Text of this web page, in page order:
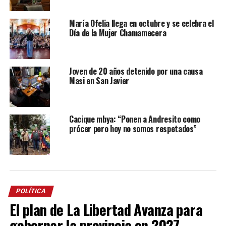
María Ofelia llega en octubre y se celebra el
Día de la Mujer Chamamecera
Joven de 20 años detenido por una causa
Masi en San Javier
Cacique mbya: “Ponen a Andresito como
prócer pero hoy no somos respetados”
POLÍTICA
El plan de La Libertad Avanza para